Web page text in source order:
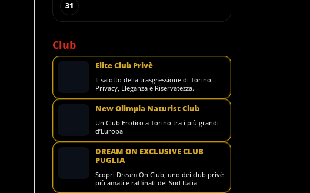
31
Club
Elite Club Privè
Il salotto della trasgressione di Torino.
Privacy, Eleganza e Riservatezza.
New Olimpia Naturist Club
Un Club Erotico a Torino tra i più grandi
d’Europa
DREAM ON EXCLUSIVE CLUB
PUGLIA
Scopri Dream On Club, uno dei club privé
più amati e raffinati del Sud Italia